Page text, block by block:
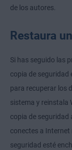
de los autores.
Restaura
Si has seguido las
copia de seguridad
para recuperar los
sistema y reinstala
copia de seguridad
conectes a Internet
seguridad esté